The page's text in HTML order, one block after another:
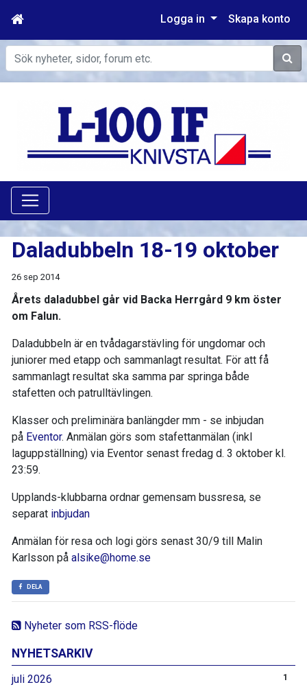
Logga in Skapa konto
Sök
Nyheter som RSS-flöde
NYHETSARKIV
juli 2026 1
Daladubbeln 18-19 oktober
26 sep 2014
Årets daladubbel går vid Backa Herrgård 9 km öster
om Falun.
Daladubbeln är en tvådagarstävling för ungdomar och
juniorer med etapp och sammanlagt resultat. För att få
sammanlagt resultat ska samma par springa både
stafetten och patrulltävlingen.
Klasser och preliminära banlängder mm - se inbjudan
på Eventor. Anmälan görs som stafettanmälan (inkl
laguppställning) via Eventor senast fredag d. 3 oktober kl.
23:59.
Upplands-klubbarna ordnar gemensam bussresa, se
separat inbjudan
Anmälan för resa och logi görs senast 30/9 till Malin
Karlsson på alsike@home.se
DELA